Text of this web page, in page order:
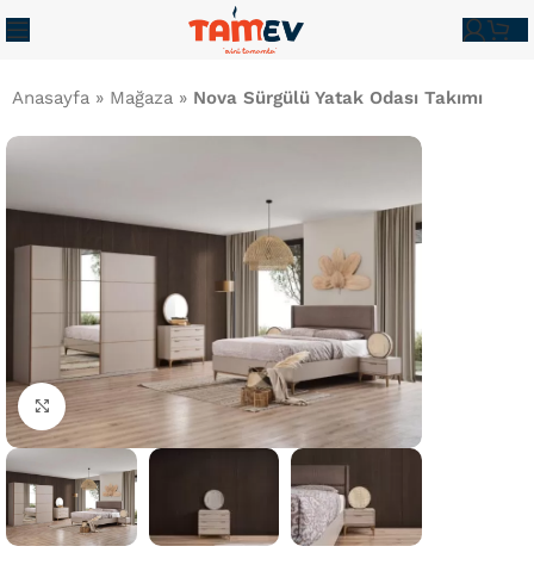
Anasayfa » Mağaza » Nova Sürgülü Yatak Odası Takımı
Büyütmek İçin Tıklayın